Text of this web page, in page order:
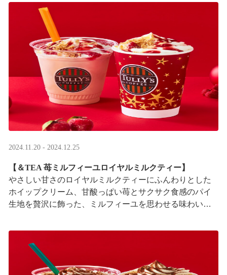
2024.11.20 - 2024.12.25
【＆TEA 苺ミルフィーユロイヤルミルクティー】
やさしい甘さのロイヤルミルクティーにふんわりとした
ホイップクリーム、甘酸っぱい苺とサクサク食感のパイ
生地を贅沢に飾った、ミルフィーユを思わせる味わいの